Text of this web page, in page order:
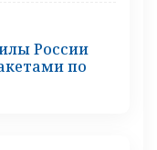
России
по